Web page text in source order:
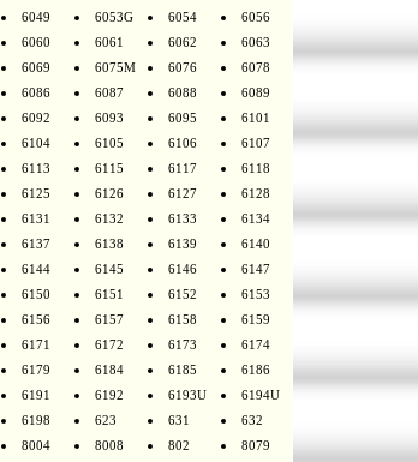
6049 6053G 6054
6056
6060 6061 6062
6063
6069 6075M 6076
6078
6086 6087 6088
6089
6092 6093 6095
6101
6104 6105 6106
6107
6113 6115 6117
6118
6125 6126 6127
6128
6131 6132 6133
6134
6137 6138 6139
6140
6144 6145 6146
6147
6150 6151 6152
6153
6156 6157 6158
6159
6171 6172 6173
6174
6179 6184 6185
6186
6191 6192 6193U
6194U
6198 623 631
632
8004 8008 802
8079